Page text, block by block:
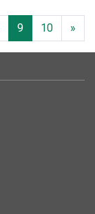
9 10 »